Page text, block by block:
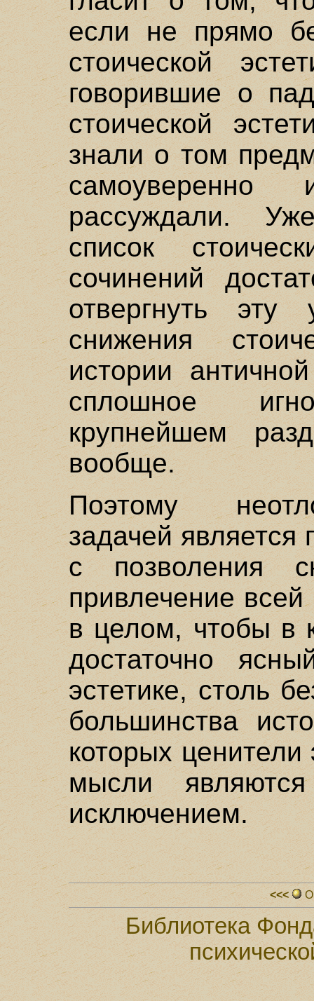
если не прямо
стоической
говорившие о
стоической
знали о том
рассуждали.
список
сочинений
отвергнуть
снижения
истории
сплошное
крупнейшем
вообще.
Поэтому
задачей является
с позволения
привлечение
в целом, чтобы в
достаточно
эстетике, столь
большинства
которых ценители
мысли
исключением.
<<<
Библиотека